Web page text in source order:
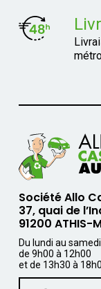
Société Allo
37, quai de
91200 ATHIS-
Du lundi au
de 9h00 à 12h00
et de 13h30 à